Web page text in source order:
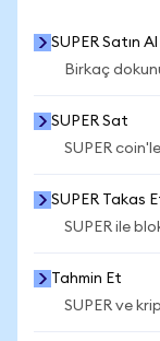
SUPER Satın Al
Birkaç
SUPER Sat
SUPER
SUPER Takas
SUPER ile
Tahmin Et
SUPER ve